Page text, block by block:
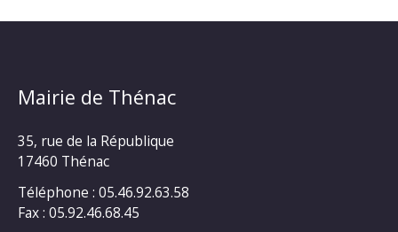
Mairie de Thénac
35, rue de la République
17460 Thénac
Téléphone : 05.46.92.63.58
Fax : 05.92.46.68.45